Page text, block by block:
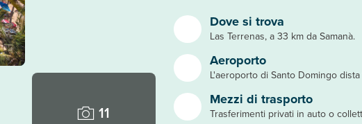
11
Dove si trova
Las Terrenas, a 33 km da Samanà.
Aeroporto
L'aeroporto di Santo Domingo
Mezzi di trasporto
Trasferimenti privati in auto o